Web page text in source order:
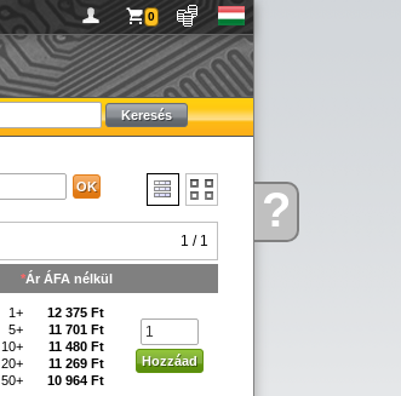
Kérdése
van
?
0
1 / 1
*Ár ÁFA nélkül
1+
12 375 Ft
5+
11 701 Ft
10+
11 480 Ft
20+
11 269 Ft
50+
10 964 Ft